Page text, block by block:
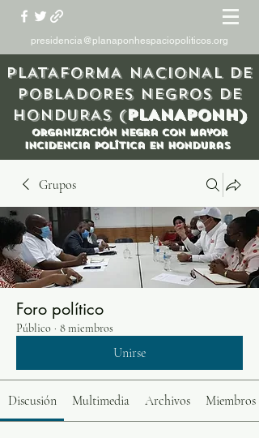
presidencia@planaponhespaciopoliticos.org
PLATAFORMA NACIONAL DE
POBLADORES NEGROS DE
HONDURAS (PLANAPONH)
organización Negra con mayor
incidencia política en honduras
Grupos
Foro político
Público · 8 miembros
Unirse
Discusión Multimedia Archivos Miembros